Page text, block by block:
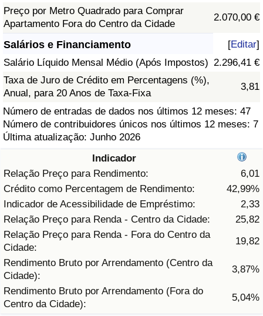
Preço por Metro Quadrado para Comprar
Apartamento Fora do Centro da Cidade
2.070,00 €
Salários e Financiamento [Editar]
Salário Líquido Mensal Médio (Após Impostos) 2.296,41 €
Taxa de Juro de Crédito em Percentagens (%),
Anual, para 20 Anos de Taxa-Fixa
3,81
Número de entradas de dados nos últimos 12 meses: 47
Número de contribuidores únicos nos últimos 12 meses: 7
Última atualização: Junho 2026
Indicador
Relação Preço para Rendimento:
6,01
Crédito como Percentagem de Rendimento:
42,99%
Indicador de Acessibilidade de Empréstimo:
2,33
Relação Preço para Renda - Centro da Cidade:
25,82
Relação Preço para Renda - Fora do Centro da
Cidade:
19,82
Rendimento Bruto por Arrendamento (Centro da
Cidade):
3,87%
Rendimento Bruto por Arrendamento (Fora do
Centro da Cidade):
5,04%
Indicador de Crime
Índice de criminalidade por país
Saúde
Indicador de Saúde
Indicador de Saúde por País
Poluição
Indicador de Poluição (Atual)
Índice de poluição
Indicador de Poluição por País